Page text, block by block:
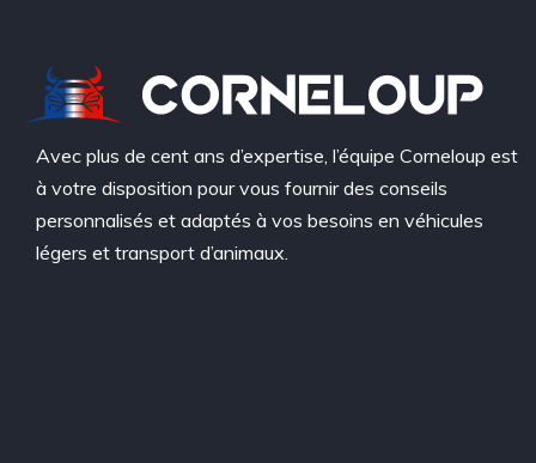
Avec plus de cent ans d’expertise, l’équipe Corneloup est
à votre disposition pour vous fournir des conseils
personnalisés et adaptés à vos besoins en véhicules
légers et transport d’animaux.